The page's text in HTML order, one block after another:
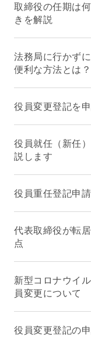
取締役の任期は
きを解説
法務局に行かず
便利な方法とは？
役員変更登記を
役員就任（新任
説します
役員重任登記申
代表取締役が転
点
新型コロナウイ
員変更について
役員変更登記の